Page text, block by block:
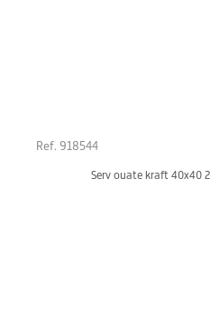
Ref. 918544
Serv ouate kraft 40x40